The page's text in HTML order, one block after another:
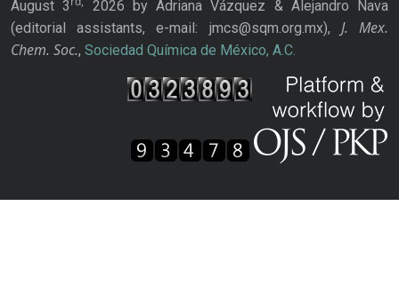
August 3
2026 by Adriana Vázquez & Alejandro Nava
(editorial assistants, e-mail: jmcs@sqm.org.mx), J. Mex.
Chem. Soc., Sociedad Química de México, A.C.